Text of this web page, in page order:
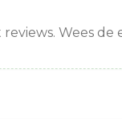
Wees de